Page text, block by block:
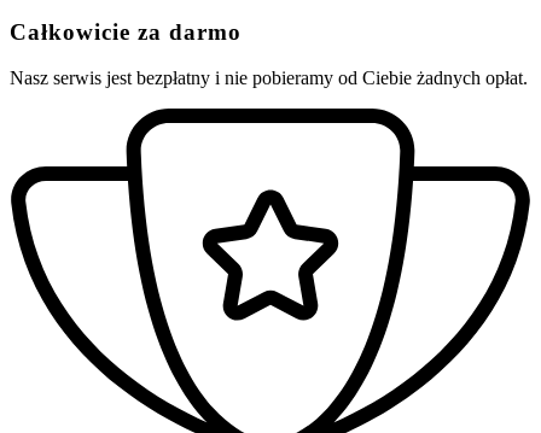
Całkowicie za darmo
Nasz serwis jest bezpłatny i nie pobieramy od Ciebie żadnych opłat.